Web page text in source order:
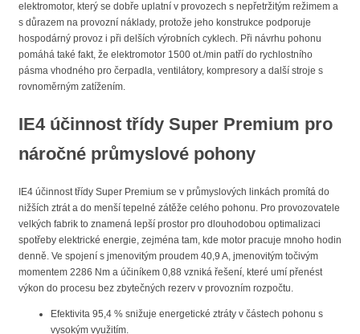
elektromotor, který se dobře uplatní v provozech s nepřetržitým režimem a
s důrazem na provozní náklady, protože jeho konstrukce podporuje
hospodárný provoz i při delších výrobních cyklech. Při návrhu pohonu
pomáhá také fakt, že elektromotor 1500 ot./min patří do rychlostního
pásma vhodného pro čerpadla, ventilátory, kompresory a další stroje s
rovnoměrným zatížením.
IE4 účinnost třídy Super Premium pro
náročné průmyslové pohony
IE4 účinnost třídy Super Premium se v průmyslových linkách promítá do
nižších ztrát a do menší tepelné zátěže celého pohonu. Pro provozovatele
velkých fabrik to znamená lepší prostor pro dlouhodobou optimalizaci
spotřeby elektrické energie, zejména tam, kde motor pracuje mnoho hodin
denně. Ve spojení s jmenovitým proudem 40,9 A, jmenovitým točivým
momentem 2286 Nm a účiníkem 0,88 vzniká řešení, které umí přenést
výkon do procesu bez zbytečných rezerv v provozním rozpočtu.
Efektivita 95,4 % snižuje energetické ztráty v částech pohonu s
vysokým využitím.